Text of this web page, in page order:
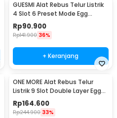
GUESMI Alat Rebus Telur Listrik
4 Slot 6 Preset Mode Egg
Cooker 200W - SJ-200
Rp90.900
Rp141.900 36%
+ Keranjang
ONE MORE Alat Rebus Telur
Listrik 9 Slot Double Layer Egg
Cooker 300W - LG-803
Rp164.600
Rp244.900 33%